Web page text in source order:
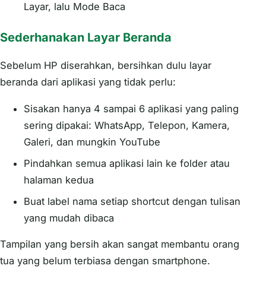
Layar, lalu Mode Baca
Sederhanakan Layar Beranda
Sebelum HP diserahkan, bersihkan dulu layar
beranda dari aplikasi yang tidak perlu:
Sisakan hanya 4 sampai 6 aplikasi yang paling
sering dipakai: WhatsApp, Telepon, Kamera,
Galeri, dan mungkin YouTube
Pindahkan semua aplikasi lain ke folder atau
halaman kedua
Buat label nama setiap shortcut dengan tulisan
yang mudah dibaca
Tampilan yang bersih akan sangat membantu orang
tua yang belum terbiasa dengan smartphone.